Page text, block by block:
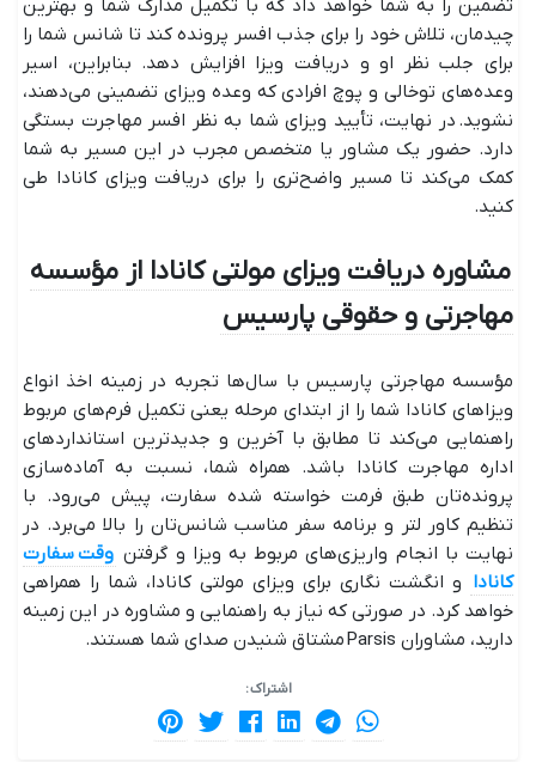
تضمین را به شما خواهد داد که با تکمیل مدارک شما و بهترین
چیدمان، تلاش خود را برای جذب افسر پرونده کند تا شانس شما را
برای جلب نظر او و دریافت ویزا افزایش دهد. بنابراین، اسیر
وعده‌های توخالی و پوچ افرادی که وعده ویزای تضمینی می‌دهند،
نشوید. در نهایت، تأیید ویزای شما به نظر افسر مهاجرت بستگی
دارد. حضور یک مشاور یا متخصص مجرب در این مسیر به شما
کمک می‌کند تا مسیر واضح‌تری را برای دریافت ویزای کانادا طی
کنید.
مشاوره دریافت ویزای مولتی کانادا از مؤسسه
مهاجرتی و حقوقی پارسیس
مؤسسه مهاجرتی پارسیس با سال‌ها تجربه در زمینه اخذ انواع
ویزاهای کانادا شما را از ابتدای مرحله یعنی تکمیل فرم‌های مربوط
راهنمایی می‌کند تا مطابق با آخرین و جدیدترین استانداردهای
اداره مهاجرت کانادا باشد. همراه شما، نسبت به آماده‌سازی
پرونده‌تان طبق فرمت خواسته شده سفارت، پیش می‌رود. با
تنظیم کاور لتر و برنامه سفر مناسب شانس‌تان را بالا می‌برد. در
نهایت با انجام واریزی‌های مربوط به ویزا و گرفتن وقت سفارت
کانادا و انگشت نگاری برای ویزای مولتی کانادا، شما را همراهی
خواهد کرد. در صورتی که نیاز به راهنمایی و مشاوره در این زمینه
دارید، مشاوران Parsis مشتاق شنیدن صدای شما هستند.
اشتراک :